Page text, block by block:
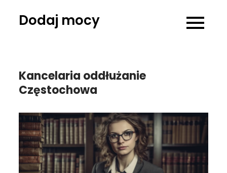
Dodaj mocy
Kancelaria oddłużanie
Częstochowa